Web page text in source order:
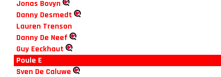
Jonas Bovyn
Danny Desmedt
Lauren Trenson
Danny De Neef
Guy Eeckhaut
Poule E
Sven De Caluwe